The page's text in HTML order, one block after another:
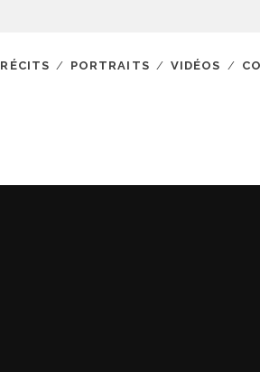
RÉCITS PORTRAITS VIDÉOS